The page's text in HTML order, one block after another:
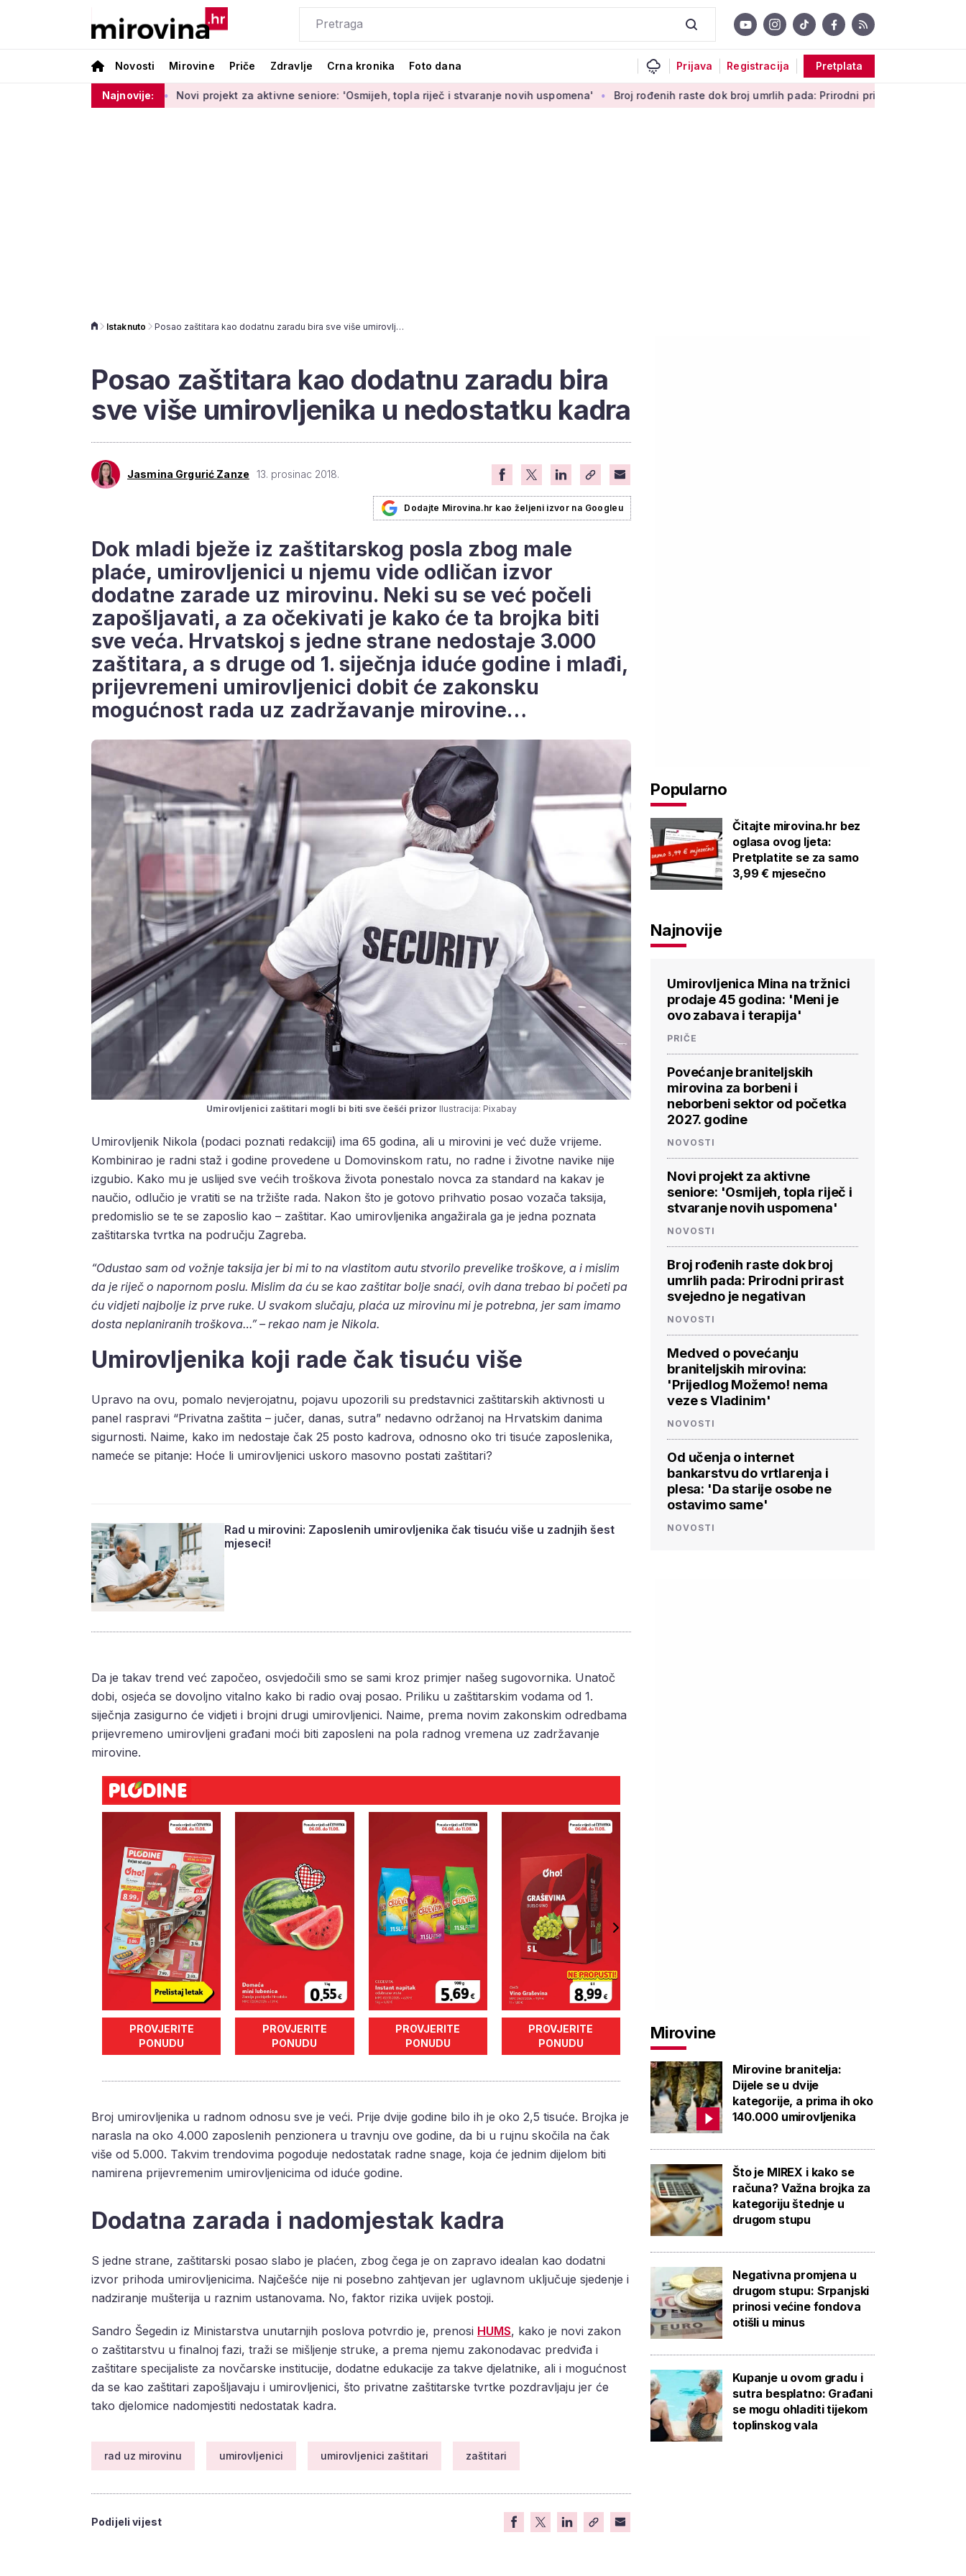
Novosti Mirovine Priče Zdravlje Crna kronika Foto dana Prijava Registracija Pretplata
Najnovije:
Novi projekt za aktivne seniore: 'Osmijeh, topla riječ i stvaranje novih uspomena' Broj rođenih raste dok broj umrlih pada: Prirodni prirast svejedno je negativan
Istaknuto Posao zaštitara kao dodatnu zaradu bira sve više umirovljenika u nedostatku kadra
Posao zaštitara kao dodatnu zaradu bira
sve više umirovljenika u nedostatku kadra
Jasmina Grgurić Zanze 13. prosinac 2018.
Dodajte Mirovina.hr kao željeni izvor na Googleu
Dok mladi bježe iz zaštitarskog posla zbog male
plaće, umirovljenici u njemu vide odličan izvor
dodatne zarade uz mirovinu. Neki su se već počeli
zapošljavati, a za očekivati je kako će ta brojka biti
sve veća. Hrvatskoj s jedne strane nedostaje 3.000
zaštitara, a s druge od 1. siječnja iduće godine i mlađi,
prijevremeni umirovljenici dobit će zakonsku
mogućnost rada uz zadržavanje mirovine…
Umirovljenici zaštitari mogli bi biti sve češći prizor Ilustracija: Pixabay
Umirovljenik Nikola (podaci poznati redakciji) ima 65 godina, ali u mirovini je već duže vrijeme.
Kombinirao je radni staž i godine provedene u Domovinskom ratu, no radne i životne navike nije
izgubio. Kako mu je uslijed sve većih troškova života ponestalo novca za standard na kakav je
naučio, odlučio je vratiti se na tržište rada. Nakon što je gotovo prihvatio posao vozača taksija,
predomislio se te se zaposlio kao – zaštitar. Kao umirovljenika angažirala ga je jedna poznata
zaštitarska tvrtka na području Zagreba.
“Odustao sam od vožnje taksija jer bi mi to na vlastitom autu stvorilo prevelike troškove, a i mislim
da je riječ o napornom poslu. Mislim da ću se kao zaštitar bolje snaći, ovih dana trebao bi početi pa
ću vidjeti najbolje iz prve ruke. U svakom slučaju, plaća uz mirovinu mi je potrebna, jer sam imamo
dosta neplaniranih troškova…” – rekao nam je Nikola.
Umirovljenika koji rade čak tisuću više
Upravo na ovu, pomalo nevjerojatnu, pojavu upozorili su predstavnici zaštitarskih aktivnosti u
panel raspravi “Privatna zaštita – jučer, danas, sutra” nedavno održanoj na Hrvatskim danima
sigurnosti. Naime, kako im nedostaje čak 25 posto kadrova, odnosno oko tri tisuće zaposlenika,
nameće se pitanje: Hoće li umirovljenici uskoro masovno postati zaštitari?
Rad u mirovini: Zaposlenih umirovljenika čak tisuću više u zadnjih šest
mjeseci!
Da je takav trend već započeo, osvjedočili smo se sami kroz primjer našeg sugovornika. Unatoč
dobi, osjeća se dovoljno vitalno kako bi radio ovaj posao. Priliku u zaštitarskim vodama od 1.
siječnja zasigurno će vidjeti i brojni drugi umirovljenici. Naime, prema novim zakonskim odredbama
prijevremeno umirovljeni građani moći biti zaposleni na pola radnog vremena uz zadržavanje
mirovine.
PROVJERITE
PONUDU
PROVJERITE
PONUDU
PROVJERITE
PONUDU
PROVJERITE
PONUDU
PROVJERITE
Broj umirovljenika u radnom odnosu sve je veći. Prije dvije godine bilo ih je oko 2,5 tisuće. Brojka je
narasla na oko 4.000 zaposlenih penzionera u travnju ove godine, da bi u rujnu skočila na čak
više od 5.000. Takvim trendovima pogoduje nedostatak radne snage, koja će jednim dijelom biti
namirena prijevremenim umirovljenicima od iduće godine.
Dodatna zarada i nadomjestak kadra
S jedne strane, zaštitarski posao slabo je plaćen, zbog čega je on zapravo idealan kao dodatni
izvor prihoda umirovljenicima. Najčešće nije ni posebno zahtjevan jer uglavnom uključuje sjedenje i
nadziranje mušterija u raznim ustanovama. No, faktor rizika uvijek postoji.
Sandro Šegedin iz Ministarstva unutarnjih poslova potvrdio je, prenosi HUMS, kako je novi zakon
o zaštitarstvu u finalnoj fazi, traži se mišljenje struke, a prema njemu zakonodavac predviđa i
zaštitare specijaliste za novčarske institucije, dodatne edukacije za takve djelatnike, ali i mogućnost
da se kao zaštitari zapošljavaju i umirovljenici, što privatne zaštitarske tvrtke pozdravljaju jer će
tako djelomice nadomjestiti nedostatak kadra.
rad uz mirovinu umirovljenici umirovljenici zaštitari zaštitari
Podijeli vijest
Popularno
Čitajte mirovina.hr bez
oglasa ovog ljeta:
Pretplatite se za samo
3,99 € mjesečno
Najnovije
Umirovljenica Mina na tržnici
prodaje 45 godina: 'Meni je
ovo zabava i terapija'
PRIČE
Povećanje braniteljskih
mirovina za borbeni i
neborbeni sektor od početka
2027. godine
NOVOSTI
Novi projekt za aktivne
seniore: 'Osmijeh, topla riječ i
stvaranje novih uspomena'
NOVOSTI
Broj rođenih raste dok broj
umrlih pada: Prirodni prirast
svejedno je negativan
NOVOSTI
Medved o povećanju
braniteljskih mirovina:
'Prijedlog Možemo! nema
veze s Vladinim'
NOVOSTI
Od učenja o internet
bankarstvu do vrtlarenja i
plesa: 'Da starije osobe ne
ostavimo same'
NOVOSTI
Mirovine
Mirovine branitelja:
Dijele se u dvije
kategorije, a prima ih oko
140.000 umirovljenika
Što je MIREX i kako se
računa? Važna brojka za
kategoriju štednje u
drugom stupu
Negativna promjena u
drugom stupu: Srpanjski
prinosi većine fondova
otišli u minus
Kupanje u ovom gradu i
sutra besplatno: Građani
se mogu ohladiti tijekom
toplinskog vala